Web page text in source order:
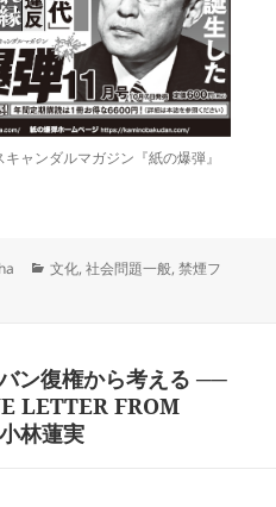
ャンダルマガジン『紙の爆弾』
カ
文化,社会問題一般,禁煙フ
ン復権から考える ──
LETTER FROM
林蓮実